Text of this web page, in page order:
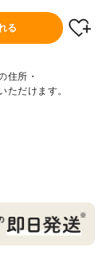
る
住所・
ただけます。